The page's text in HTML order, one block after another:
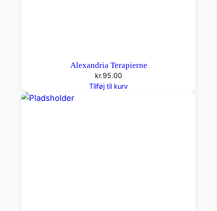
Alexandria Terapierne
kr.95.00
Tilføj til kurv